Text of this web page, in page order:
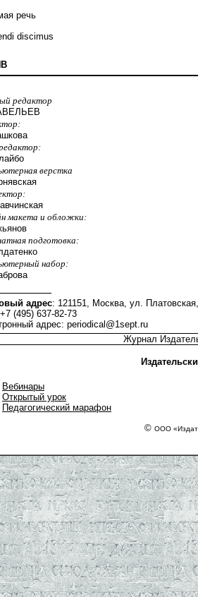
речь
discimus
редактор
верстка
макета и обложки:
подготовка:
набор:
адрес: 121151, Москва, ул.
(495) 637-82-73
адрес: periodical@1sept.ru
Журнал
Вебинары
Открытый урок
Педагогический марафон
© ООО